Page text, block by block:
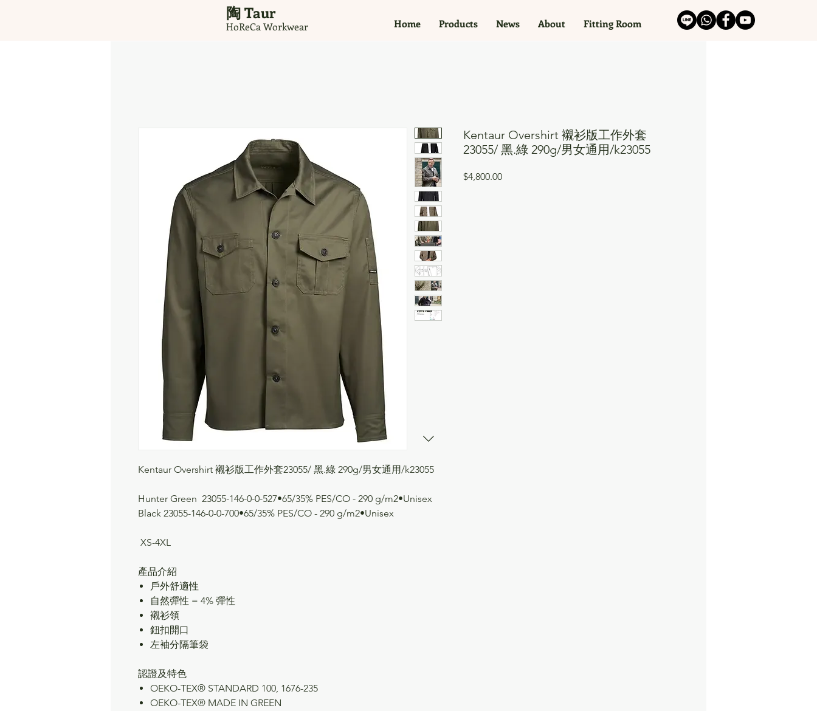
​ 陶 Taur​
HoReCa Workwear Home Products News About Fitting Room
Kentaur Overshirt 襯衫版工作外套23055/ 黑.綠 290g/男女通用/k23055
Hunter Green 23055-146-0-0-527•65/35% PES/CO - 290 g/m2•Unisex
Black 23055-146-0-0-700•65/35% PES/CO - 290 g/m2•Unisex
XS-4XL
產品介紹
戶外舒適性
自然彈性 = 4% 彈性
襯衫領
鈕扣開口
左袖分隔筆袋
認證及特色
OEKO-TEX® STANDARD 100, 1676-235
OEKO-TEX® MADE IN GREEN
Kentaur Overshirt 襯衫版工作外套
23055/ 黑.綠 290g/男女通用/k23055
$4,800.00價